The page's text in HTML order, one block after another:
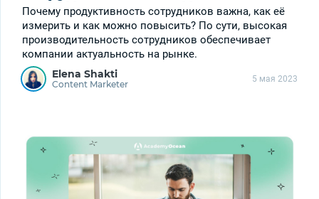
Почему продуктивность сотрудников важна, как её
измерить и как можно повысить? По сути, высокая
производительность сотрудников обеспечивает
компании актуальность на рынке.
Elena Shakti
Content Marketer 5 мая 2023